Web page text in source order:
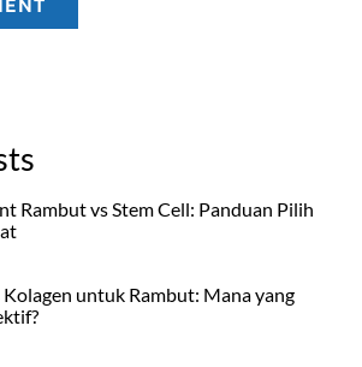
Rambut vs Stem Cell: Panduan Pilih
untuk Rambut: Mana yang